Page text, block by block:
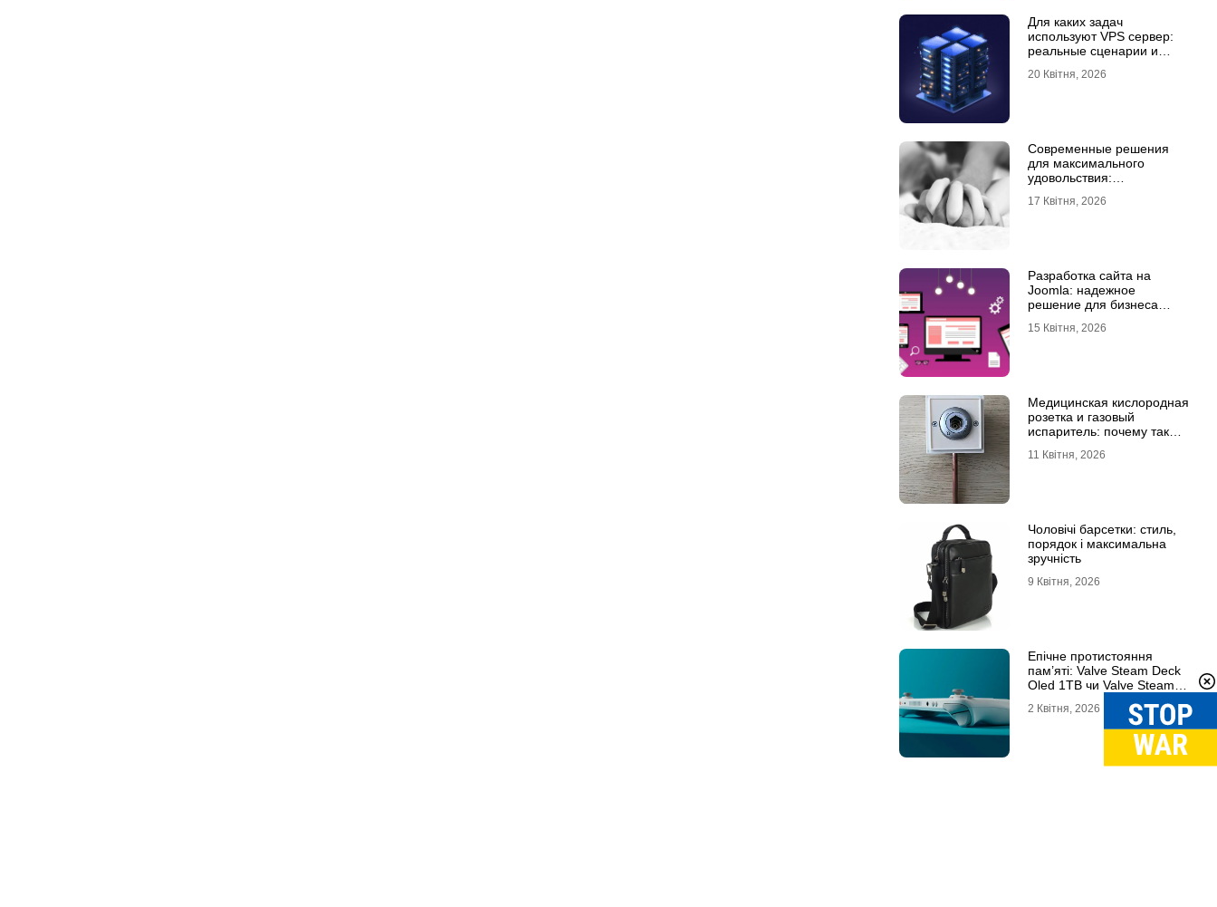
Для каких задач
используют VPS сервер:
реальные сценарии и
20 Квітня, 2026
Современные решения
для максимального
удовольствия:
и Womanizer для женщин
17 Квітня, 2026
Разработка сайта на
Joomla: надежное
решение для бизнеса
15 Квітня, 2026
Медицинская кислородная
розетка и газовый
испаритель: почему так
качественное
11 Квітня, 2026
Чоловічі барсетки: стиль,
порядок і максимальна
зручність
9 Квітня, 2026
Епічне протистояння
пам’яті: Valve Steam Deck
Oled 1TB чи Valve Steam
2 Квітня, 2026